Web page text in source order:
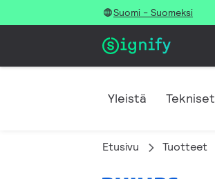
Suomi - Suomeksi
Yleistä
Etusivu Tuotteet